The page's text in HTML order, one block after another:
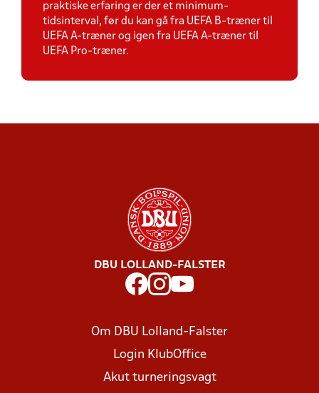
praktiske erfaring er der et minimum-
tidsinterval, før du kan gå fra UEFA B-træner til
UEFA A-træner og igen fra UEFA A-træner til
UEFA Pro-træner.
DBU LOLLAND-FALSTER
Om DBU Lolland-Falster
Login KlubOffice
Akut turneringsvagt